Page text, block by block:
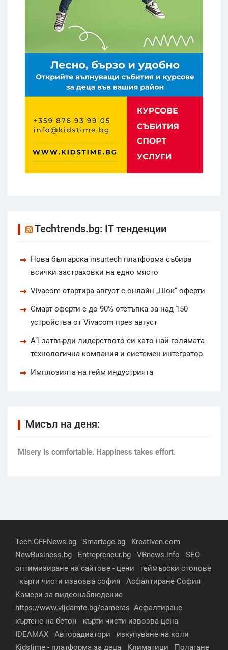
Techtrends.bg: IT тенденции
Нова българска insurtech платформа събира
всички застраховки на едно място
Vivacom стартира август с онлайн „Шок“ оферти
Смарт оферти с до 90% отстъпка за над 150
устройства от Vivacom през август
А1 затвърди лидерството си като най-голямата
технологична компания и системен интегратор
Имплозията на гейм индустрията
Мисъл на деня:
Мisery is comfortable. Happiness takes effort.
Tech.OFFNews.bg Smartage.bg
Kreativen.com
NewBusiness.bg
Entrepreneur.bg VRnews.info
SEO
оптимизиране на сайтове - цени
геймърски столове
кърти чисти извозва софия
Асфалтиране София
Камери за видеонаблюдение
https://www.vijdamte.bg/cameras Асфалтиране
къртене на бетон
кърти чисти извозва цена
IDEAMAX
Авторадиатори
изкупуване на коли
Kidstime - платформа за деца
Климатици Полагане